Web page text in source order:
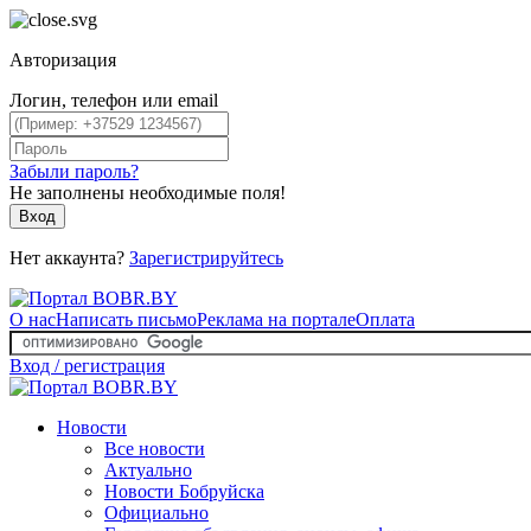
Авторизация
Логин, телефон или email
Забыли пароль?
Не заполнены необходимые поля!
Вход
Нет аккаунта? Зарегистрируйтесь
О насНаписать письмоРеклама на порталеОплата
Вход / регистрация
Новости
Все новости
Актуально
Новости Бобруйска
Официально